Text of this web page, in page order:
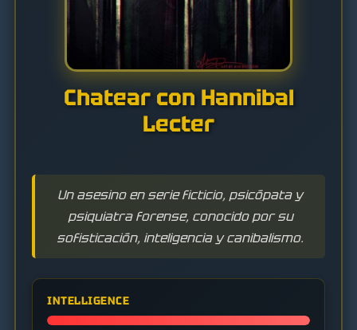
Chatear con Hannibal
Lecter
Un asesino en serie ficticio, psicópata y
psiquiatra forense, conocido por su
sofisticación, inteligencia y canibalismo.
INTELLIGENCE